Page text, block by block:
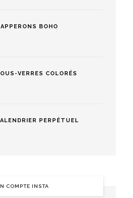
BOHO
VERRES COLORÉS
PERPÉTUEL
COMPTE INSTA